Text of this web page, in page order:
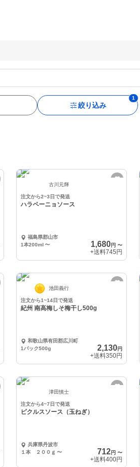
絞り込み
古川元輝
注文から2~3日で発送
ハラペーニョソース
福島県郡山市
1本200ml 〜 1,680円〜
+送料745円
池田義行
注文から1~14日で発送
紀州 南高梅しそ梅干し500g
和歌山県有田郡広川町
1パック500g
2,130円
+送料350円
津田慎士
注文から4~7日で発送
ピクルスソース（玉ねぎ）
兵庫県丹波市
１本 ２００ｇ 〜 712円〜
+送料400円